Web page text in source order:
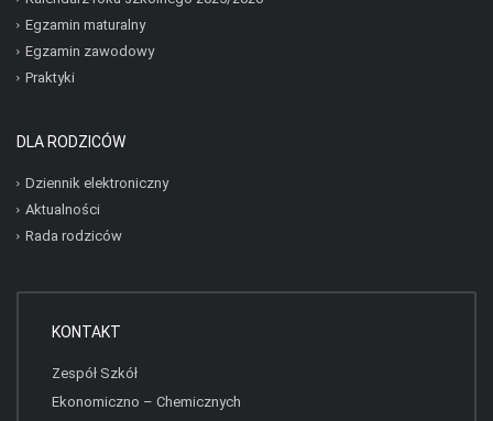
Egzamin maturalny
Egzamin zawodowy
Praktyki
DLA RODZICÓW
Dziennik elektroniczny
Aktualności
Rada rodziców
KONTAKT
Zespół Szkół
Ekonomiczno – Chemicznych